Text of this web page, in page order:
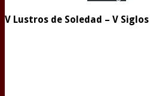
V Lustros de Soledad – V